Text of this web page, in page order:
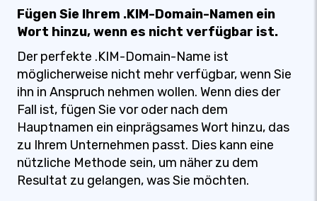
Fügen Sie Ihrem .KIM-Domain-Namen ein
Wort hinzu, wenn es nicht verfügbar ist.
Der perfekte .KIM-Domain-Name ist
möglicherweise nicht mehr verfügbar, wenn Sie
ihn in Anspruch nehmen wollen. Wenn dies der
Fall ist, fügen Sie vor oder nach dem
Hauptnamen ein einprägsames Wort hinzu, das
zu Ihrem Unternehmen passt. Dies kann eine
nützliche Methode sein, um näher zu dem
Resultat zu gelangen, was Sie möchten.